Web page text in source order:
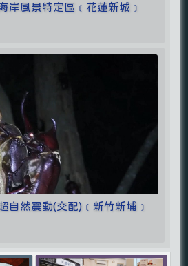
風景特定區﹝花蓮新城﹞
然震動(交配)﹝新竹新埔﹞